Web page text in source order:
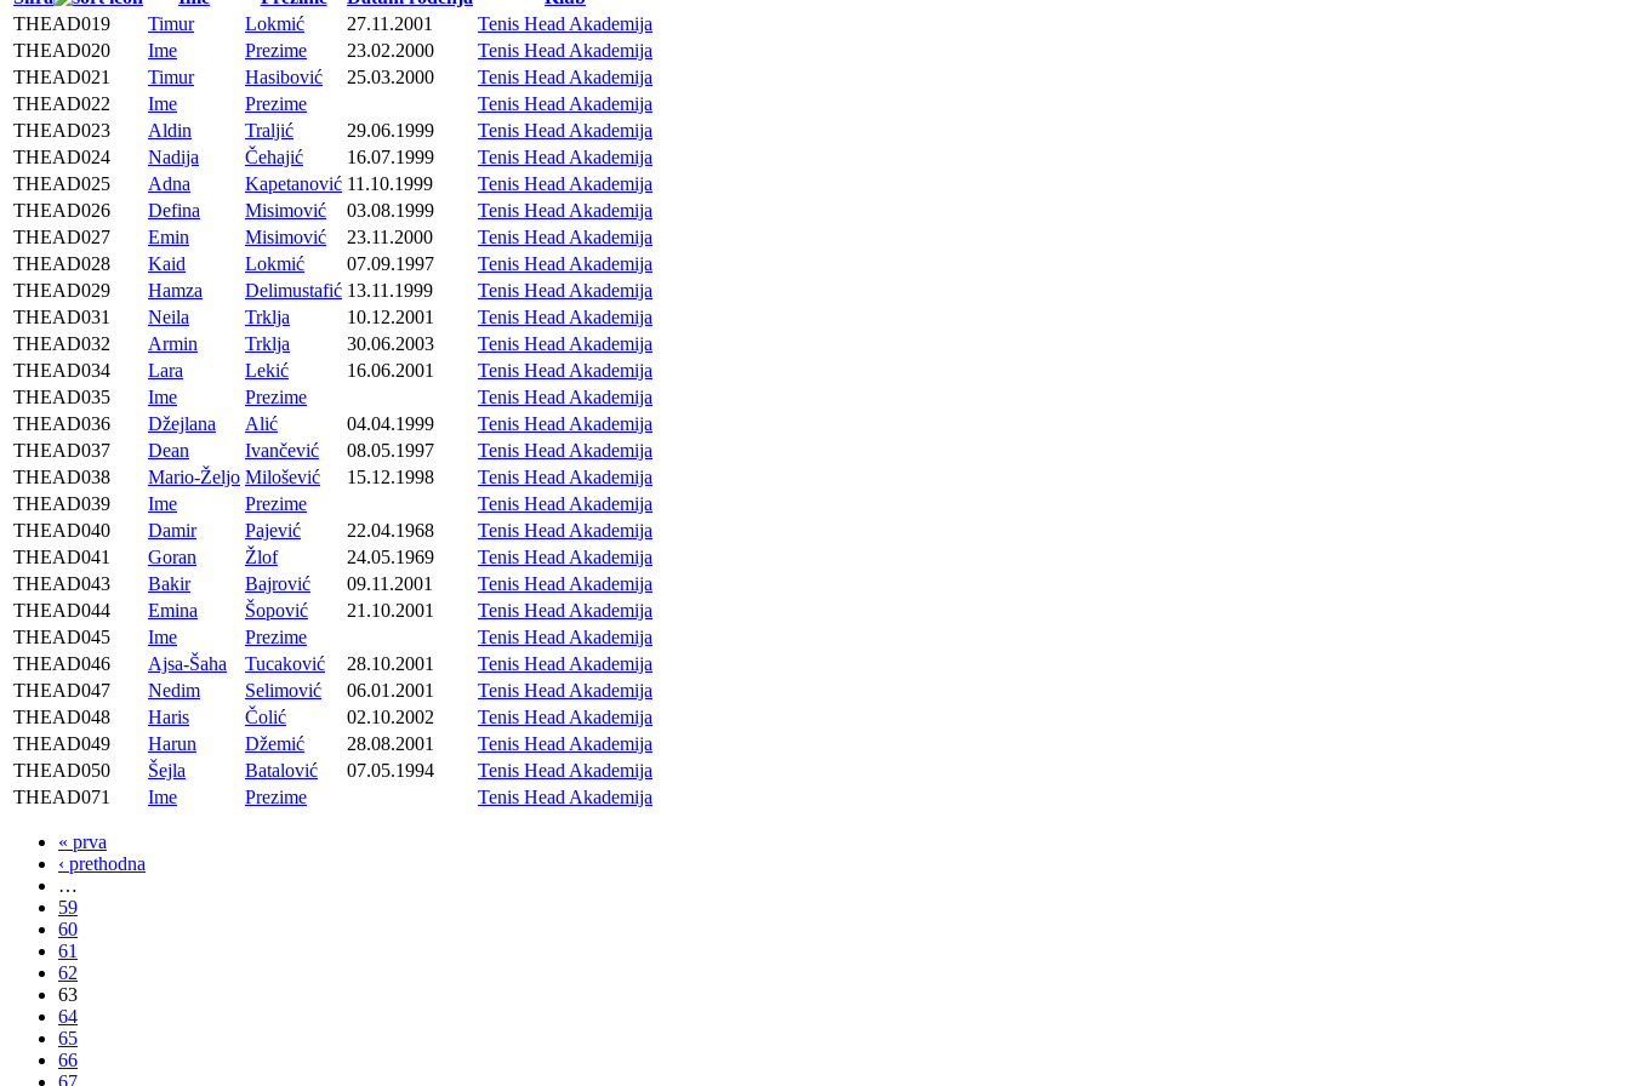
THEAD019
Timur Lokmić 27.11.2001
Tenis Head Akademija
THEAD020
Ime Prezime 23.02.2000
Tenis Head Akademija
THEAD021
Timur Hasibović 25.03.2000
Tenis Head Akademija
THEAD022
Ime Prezime
Tenis Head Akademija
THEAD023
Aldin Traljić 29.06.1999
Tenis Head Akademija
THEAD024
Nadija Čehajić 16.07.1999
Tenis Head Akademija
THEAD025
Adna Kapetanović 11.10.1999
Tenis Head Akademija
THEAD026
Defina Misimović 03.08.1999
Tenis Head Akademija
THEAD027
Emin Misimović 23.11.2000
Tenis Head Akademija
THEAD028
Kaid Lokmić 07.09.1997
Tenis Head Akademija
THEAD029
Hamza Delimustafić 13.11.1999
Tenis Head Akademija
THEAD031
Neila Trklja 10.12.2001
Tenis Head Akademija
THEAD032
Armin Trklja 30.06.2003
Tenis Head Akademija
THEAD034
Lara Lekić 16.06.2001
Tenis Head Akademija
THEAD035
Ime Prezime
Tenis Head Akademija
THEAD036
Džejlana Alić 04.04.1999
Tenis Head Akademija
THEAD037
Dean Ivančević 08.05.1997
Tenis Head Akademija
THEAD038
Mario-Željo Milošević 15.12.1998
Tenis Head Akademija
THEAD039
Ime Prezime
Tenis Head Akademija
THEAD040
Damir Pajević 22.04.1968
Tenis Head Akademija
THEAD041
Goran Žlof 24.05.1969
Tenis Head Akademija
THEAD043
Bakir Bajrović 09.11.2001
Tenis Head Akademija
THEAD044
Emina Šopović 21.10.2001
Tenis Head Akademija
THEAD045
Ime Prezime
Tenis Head Akademija
THEAD046
Ajsa-Šaha Tucaković 28.10.2001
Tenis Head Akademija
THEAD047
Nedim Selimović 06.01.2001
Tenis Head Akademija
THEAD048
Haris Čolić 02.10.2002
Tenis Head Akademija
THEAD049
Harun Džemić 28.08.2001
Tenis Head Akademija
THEAD050
Šejla Batalović 07.05.1994
Tenis Head Akademija
THEAD071
Ime Prezime Tenis Head Akademija
« prva
‹ prethodna
…
59
60
61
62
63
64
65
66
67